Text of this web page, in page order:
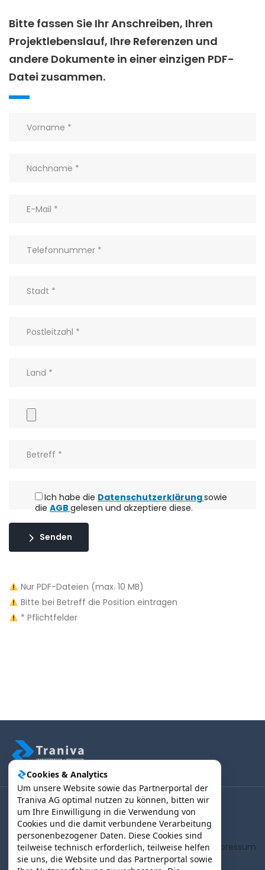
Cookies & Analytics
Um unsere Website sowie das Partnerportal der
Traniva AG optimal nutzen zu können, bitten wir
um Ihre Einwilligung in die Verwendung von
Cookies und die damit verbundene Verarbeitung
personenbezogener Daten. Diese Cookies sind
teilweise technisch erforderlich, teilweise helfen
sie uns, die Website und das Partnerportal sowie
Bitte fassen Sie Ihr Anschreiben, Ihren
Projektlebenslauf, Ihre Referenzen und
andere Dokumente in einer einzigen PDF-
Datei zusammen.
Ich habe die Datenschutzerklärungsowie
die AGB gelesen und akzeptiere diese.
Senden
Nur PDF-Dateien (max. 10 MB)
Bitte bei Betreff die Position eintragen
* Pflichtfelder
(B2B) Kunden | Partner > Login
AGB Impressum